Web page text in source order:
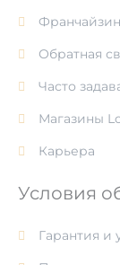
Обратная
Часто
Магазины
Карьера
Условия
Гарантия и